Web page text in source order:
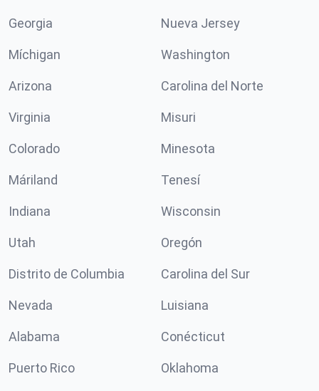
Georgia Nueva Jersey
Míchigan Washington
Arizona Carolina del Norte
Virginia Misuri
Colorado Minesota
Máriland Tenesí
Indiana Wisconsin
Utah Oregón
Distrito de Columbia Carolina del Sur
Nevada Luisiana
Alabama Conécticut
Puerto Rico Oklahoma